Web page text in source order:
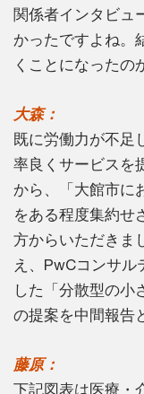
関係者インタビュ
かったですよね。
くことになったの
大森：
既に労働力が不足
率良くサービスを
から、「大館市に
をある程度集約せ
方からいただきま
え、PwCコンサル
した「分散型の小
の提案を中間報告
藤原：
下記図表は医療・